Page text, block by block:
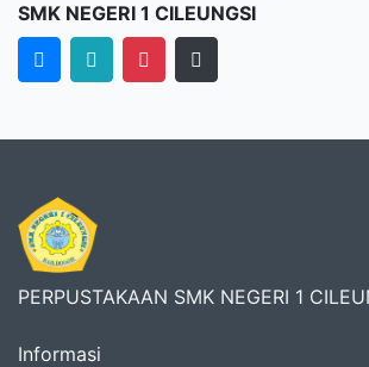
SMK NEGERI 1 CILEUNGSI
PERPUSTAKAAN SMK NEGERI 1
Informasi